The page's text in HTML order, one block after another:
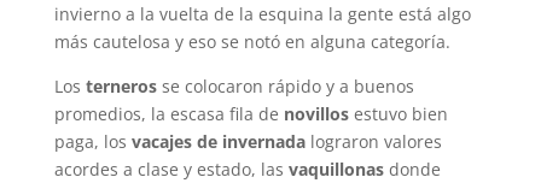
invierno a la vuelta de la esquina la gente está algo
más cautelosa y eso se notó en alguna categoría.
Los ternerosse colocaron rápido y a buenos
promedios, la escasa fila de novillosestuvo bien
paga, los vacajes de invernadalograron valores
acordes a clase y estado, las vaquillonasdonde